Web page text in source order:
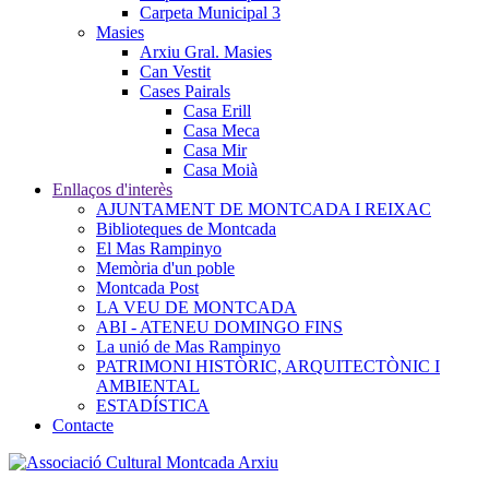
Carpeta Municipal 3
Masies
Arxiu Gral. Masies
Can Vestit
Cases Pairals
Casa Erill
Casa Meca
Casa Mir
Casa Moià
Enllaços d'interès
AJUNTAMENT DE MONTCADA I REIXAC
Biblioteques de Montcada
El Mas Rampinyo
Memòria d'un poble
Montcada Post
LA VEU DE MONTCADA
ABI - ATENEU DOMINGO FINS
La unió de Mas Rampinyo
PATRIMONI HISTÒRIC, ARQUITECTÒNIC I
AMBIENTAL
ESTADÍSTICA
Contacte